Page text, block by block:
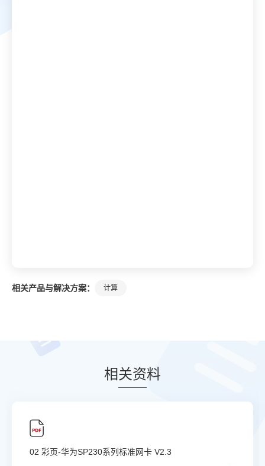
相关产品与解决方案： 计算
相关资料
02 彩页-华为SP230系列标准网卡 V2.3